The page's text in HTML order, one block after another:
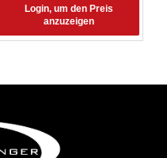
Login, um den Preis
anzuzeigen